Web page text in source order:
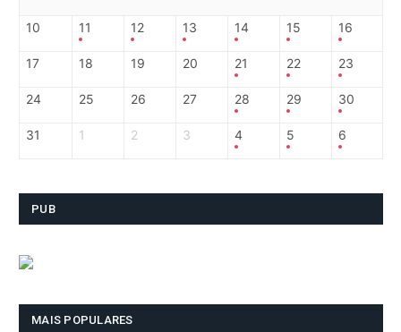
10 11 12 13 14 15 16
17 18 19 20 21 22 23
24 25 26 27 28 29 30
31 1 2 3 4 5 6
PUB
MAIS POPULARES